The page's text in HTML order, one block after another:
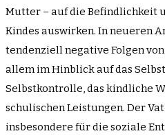
Mutter – auf die Befindlichkeit
Kindes auswirken. In neueren
tendenziell negative Folgen
allem im Hinblick auf das
Selbstkontrolle, das kindliche
schulischen Leistungen. Der
insbesondere für die soziale